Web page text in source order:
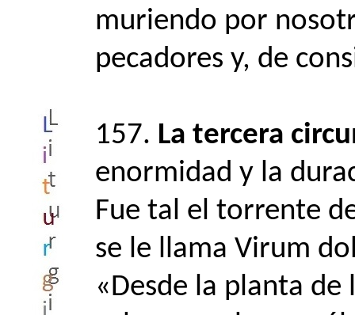
muriendo por
pecadores y, de
157. La tercera
enormidad y la
Fue tal el torrente
se le llama Virum
«Desde la planta